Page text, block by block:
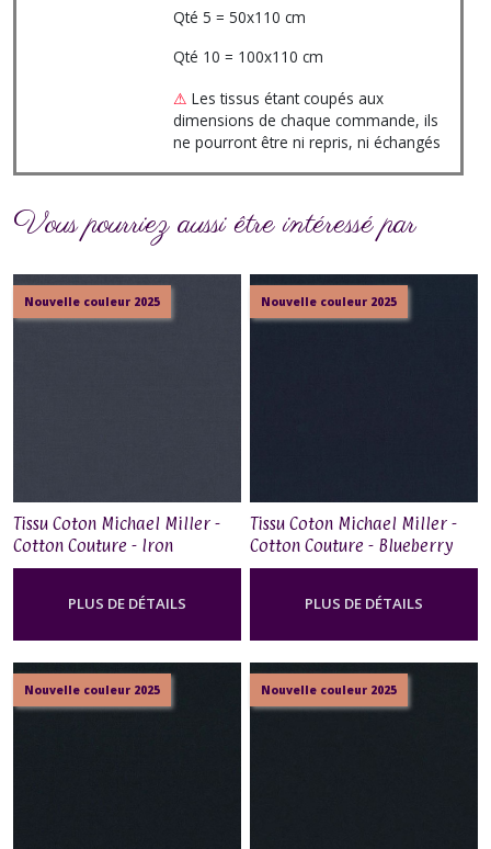
Qté 5 = 50x110 cm
Qté 10 = 100x110 cm
⚠ Les tissus étant coupés aux
dimensions de chaque commande, ils
ne pourront être ni repris, ni échangés
Vous pourriez aussi être intéressé par
Nouvelle couleur 2025
Tissu Coton Michael Miller -
Cotton Couture - Iron
PLUS DE DÉTAILS
Nouvelle couleur 2025
Tissu Coton Michael Miller -
Cotton Couture - Blueberry
PLUS DE DÉTAILS
Nouvelle couleur 2025 Nouvelle couleur 2025